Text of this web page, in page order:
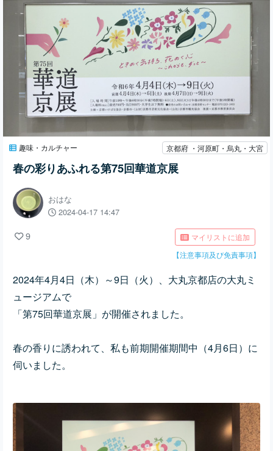
趣味・カルチャー 京都府 ・河原町・烏丸・大宮
春の彩りあふれる第75回華道京展
おはな
2024-04-17 14:47
9
マイリストに追加
【注意事項及び免責事項】
2024年4月4日（木）～9日（火）、 大丸京都店の大丸ミ
ュージアムで
「第75回華道京展」が開催されました。
春の香りに誘われて、私も前期開催期間中（4月6日）に
伺いました。